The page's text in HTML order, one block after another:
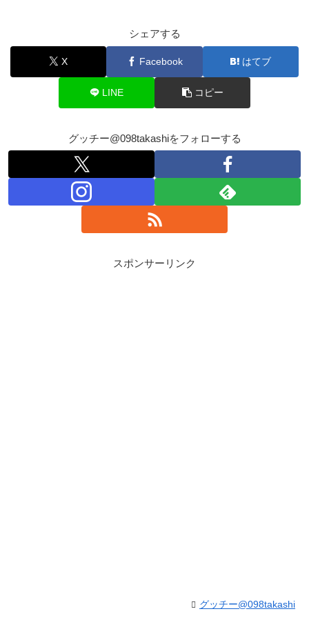
シェアする
X Facebook はてブ
LINE コピー
グッチー@098takashiをフォローする
スポンサーリンク
グッチー@098takashi